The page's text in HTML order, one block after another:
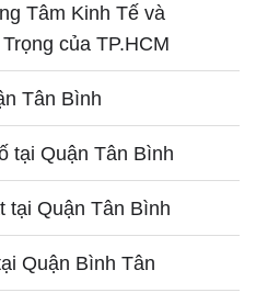
Tâm Kinh Tế và
của TP.HCM
Tân Bình
tại Quận Tân Bình
tại Quận Tân Bình
Quận Bình Tân